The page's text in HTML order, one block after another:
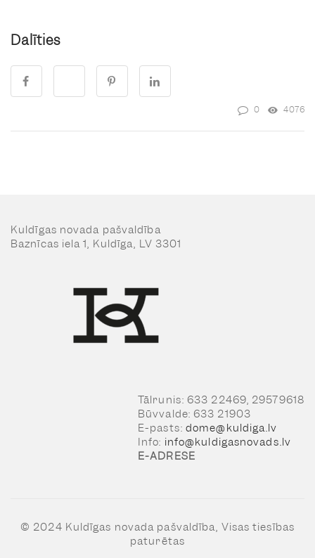
Dalīties
0 4076
Kuldīgas novada pašvaldība
Baznīcas iela 1, Kuldīga, LV 3301
Tālrunis: 633 22469, 29579618
Būvvalde: 633 21903
E-pasts: dome@kuldiga.lv
Info: info@kuldigasnovads.lv
E-ADRESE
© 2024 Kuldīgas novada pašvaldība, Visas tiesības
paturētas